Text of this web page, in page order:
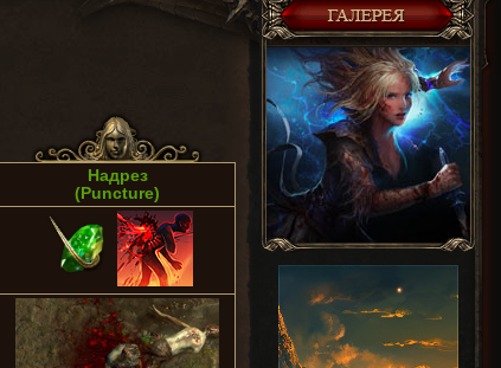
Надрез
(Puncture)